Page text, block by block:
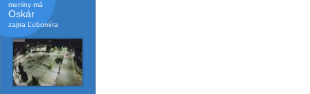
meniny má
Oskár
zajtra Ľubomíra